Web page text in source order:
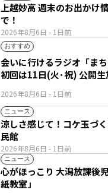
2026年8月6日 - 1日前
上越妙高 週末のお出かけ
で！
おすすめ
2026年8月6日 - 1日前
会いに行けるラジオ「ま
初回は11日(火･祝) 公開生
ニュース
2026年8月6日 - 1日前
涼しさ感じて！コケ玉づ
民館
ニュース
心がほっこり 大潟放課後
紙教室」